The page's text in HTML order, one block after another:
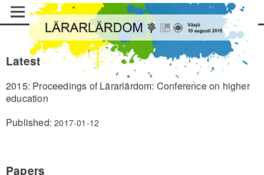
Latest
2015: Proceedings of Lärarlärdom: Conference on higher
education
Published:2017-01-12
Papers